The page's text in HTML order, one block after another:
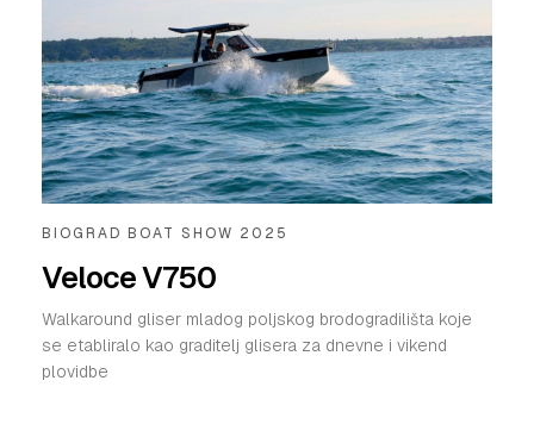
BIOGRAD BOAT SHOW 2025
Veloce V750
Walkaround gliser mladog poljskog brodogradilišta koje
se etabliralo kao graditelj glisera za dnevne i vikend
plovidbe